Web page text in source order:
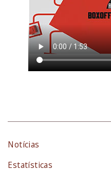
Notícias
Estatísticas